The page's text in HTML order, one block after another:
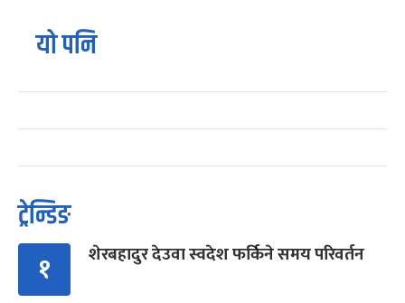
यो पनि
ट्रेन्डिङ
१ शेरबहादुर देउवा स्वदेश फर्किने समय परिवर्तन